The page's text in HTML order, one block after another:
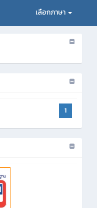
เลือกภาษา
1